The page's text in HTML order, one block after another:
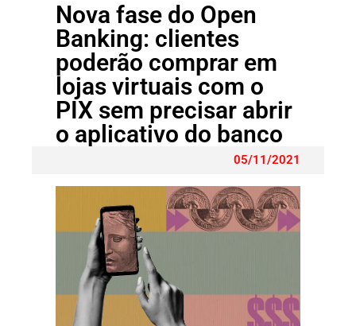
Nova fase do Open
Banking: clientes
poderão comprar em
lojas virtuais com o
PIX sem precisar abrir
o aplicativo do banco
05/11/2021